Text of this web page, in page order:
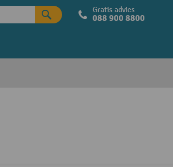
Gratis advies
088 900 8800